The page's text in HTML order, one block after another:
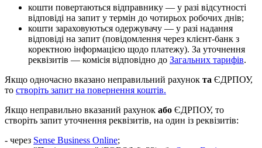
кошти повертаються відправнику — у разі відсутності
відповіді на запит у термін до чотирьох робочих днів;
кошти зараховуються одержувачу — у разі надання
відповіді на запит (повідомлення через клієнт-банк з
коректною інформацією щодо платежу). За уточнення
реквізитів — комісія відповідно до Загальних тарифів.
Якщо одночасно вказано неправильний рахунок та ЄДРПОУ,
то створіть запит на повернення коштів.
Якщо неправильно вказаний рахунок або ЄДРПОУ, то
створіть запит уточнення реквізитів, на один із реквізитів:
- через Sense Business Online;